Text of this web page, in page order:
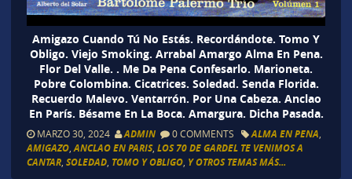
Amigazo Cuando Tú No Estás. Recordándote. Tomo Y
Obligo. Viejo Smoking. Arrabal Amargo Alma En Pena.
Flor Del Valle. . Me Da Pena Confesarlo. Marioneta.
Pobre Colombina. Cicatrices. Soledad. Senda Florida.
Recuerdo Malevo. Ventarrón. Por Una Cabeza. Anclao
En París. Bésame En La Boca. Amargura. Dicha Pasada.
MARZO 30, 2024 ADMIN 0 COMMENTS ALMA EN PENA
AMIGAZO, ANCLAO EN PARIS, LOS 70 DE GARDEL TE VENIMOS A
CANTAR, SOLEDAD, TOMO Y OBLIGO, Y OTROS TEMAS MÁS...